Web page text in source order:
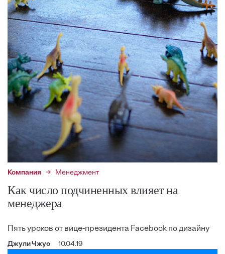
Компания Менеджмент
Как число подчиненных влияет на
менеджера
Пять уроков от вице-президента Facebook по дизайну
Джули Чжуо 10.04.19